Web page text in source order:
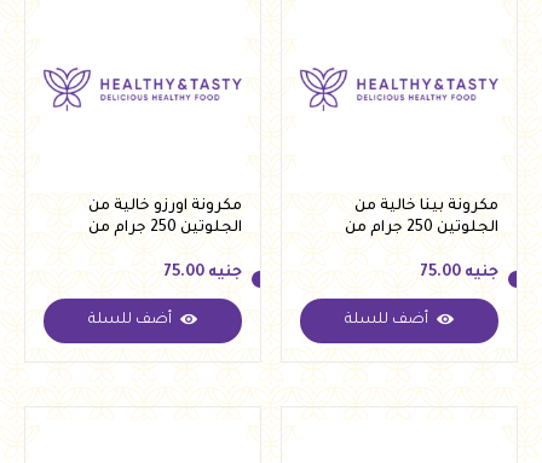
مكرونة بينا خالية من
الجلوتين 250 جرام من
فيردي
جنيه
جنيه 75.00
أضف للسلة
مكرونة اورزو خالية من
الجلوتين 250 جرام من
فيردي
جنيه
جنيه 75.00
أضف للسلة